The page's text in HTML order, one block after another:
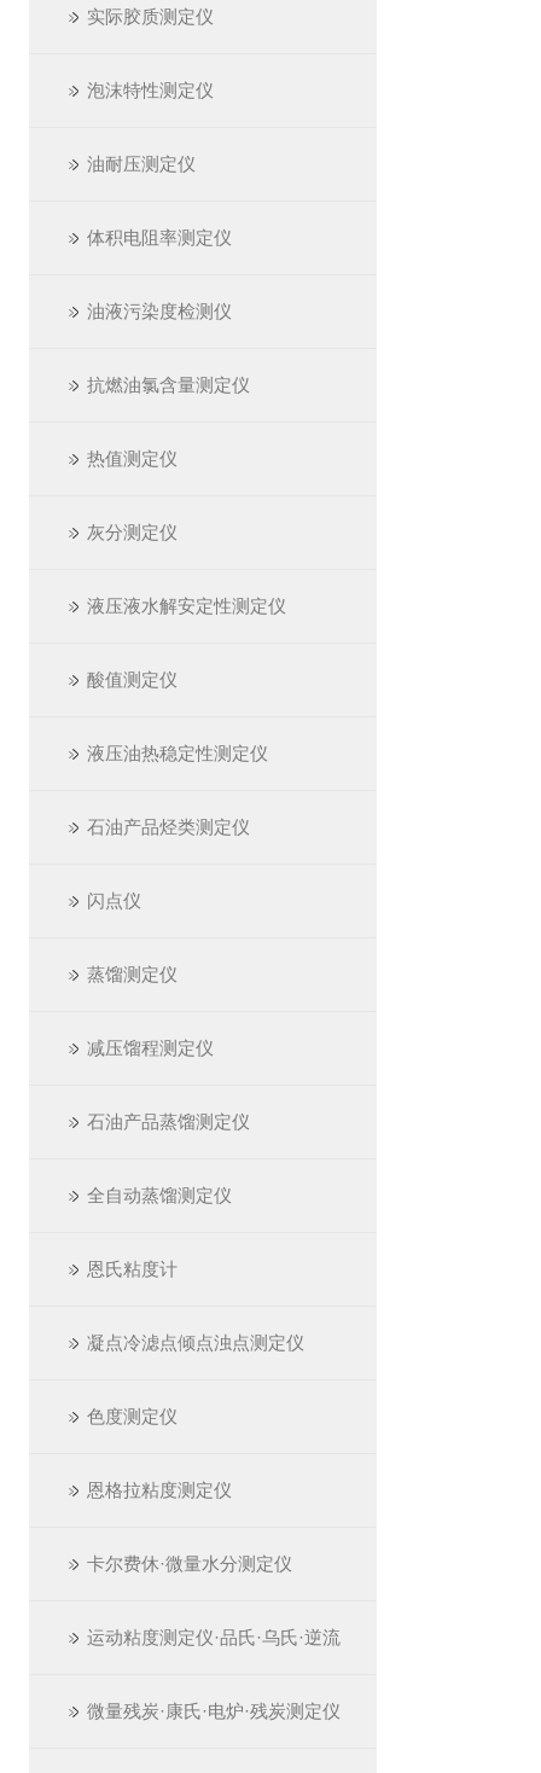
实际胶质测定仪
泡沫特性测定仪
油耐压测定仪
体积电阻率测定仪
油液污染度检测仪
抗燃油氯含量测定仪
热值测定仪
灰分测定仪
液压液水解安定性测定仪
酸值测定仪
液压油热稳定性测定仪
石油产品烃类测定仪
闪点仪
蒸馏测定仪
减压馏程测定仪
石油产品蒸馏测定仪
全自动蒸馏测定仪
恩氏粘度计
凝点冷滤点倾点浊点测定仪
色度测定仪
恩格拉粘度测定仪
卡尔费休·微量水分测定仪
运动粘度测定仪·品氏·乌氏·逆流
微量残炭·康氏·电炉·残炭测定仪